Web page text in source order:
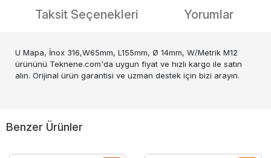
Taksit Seçenekleri Yorumlar
U Mapa, İnox 316,W65mm, L155mm, Ø 14mm, W/Metrik M12
ürününü Teknene.com'da uygun fiyat ve hızlı kargo ile satın
alın. Orijinal ürün garantisi ve uzman destek için bizi arayın.
Benzer Ürünler